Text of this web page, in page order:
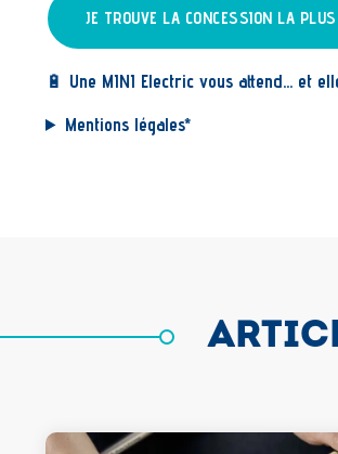
JE TROUVE LA CONCESSION LA PLUS
🔋 Une MINI Electric vous attend… et
Mentions légales*